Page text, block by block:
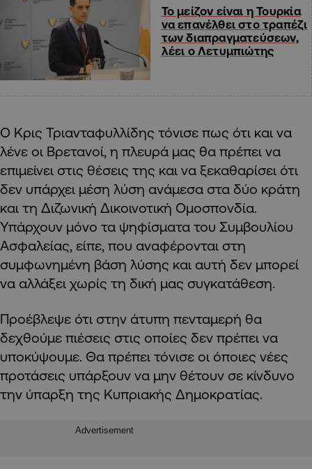
Το μείζον είναι η Τουρκία
να επανέλθει στο τραπέζι
των διαπραγματεύσεων,
λέει ο Λετυμπιώτης
Ο Κρις Τριανταφυλλίδης τόνισε πως ότι και να
λένε οι Βρετανοί, η πλευρά μας θα πρέπει να
επιμείνει στις θέσεις της και να ξεκαθαρίσει ότι
δεν υπάρχει μέση λύση ανάμεσα στα δύο κράτη
και τη Διζωνική Δικοινοτική Ομοσπονδία.
Υπάρχουν μόνο τα ψηφίσματα του Συμβουλίου
Ασφαλείας, είπε, που αναφέρονται στη
συμφωνημένη βάση λύσης και αυτή δεν μπορεί
να αλλάξει χωρίς τη δική μας συγκατάθεση.
Προέβλεψε ότι στην άτυπη πενταμερή θα
δεχθούμε πιέσεις στις οποίες δεν πρέπει να
υποκύψουμε. Θα πρέπει τόνισε οι όποιες νέες
προτάσεις υπάρξουν να μην θέτουν σε κίνδυνο
την ύπαρξη της Κυπριακής Δημοκρατίας.
Advertisement